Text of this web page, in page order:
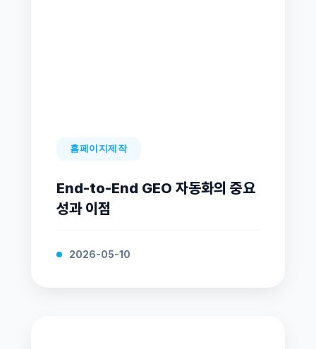
홈페이지제작
End-to-End GEO 자동화의 중요
성과 이점
2026-05-10